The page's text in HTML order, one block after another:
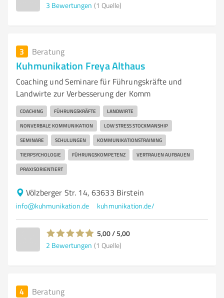
3 Bewertungen (1 Quelle)
3 Beratung
Kuhmunikation Freya Althaus
Coaching und Seminare für Führungskräfte und
Landwirte zur Verbesserung der Komm
COACHING FÜHRUNGSKRÄFTE LANDWIRTE
NONVERBALE KOMMUNIKATION LOW STRESS STOCKMANSHIP
SEMINARE SCHULUNGEN KOMMUNIKATIONSTRAINING
TIERPSYCHOLOGIE FÜHRUNGSKOMPETENZ VERTRAUEN AUFBAUEN
PRAXISORIENTIERT
Völzberger Str. 14, 63633 Birstein
info@kuhmunikation.de kuhmunikation.de/
5,00 / 5,00
2 Bewertungen (1 Quelle)
4 Beratung